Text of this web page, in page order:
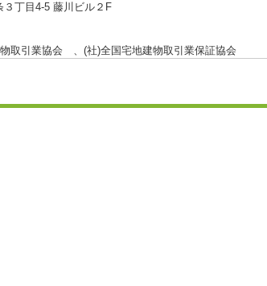
丁目4-5 藤川ビル２F
物取引業協会 、(社)全国宅地建物取引業保証協会